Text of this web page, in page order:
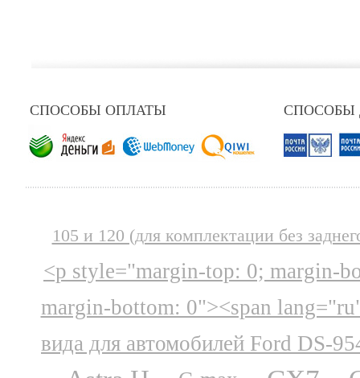
СПОСОБЫ ОПЛАТЫ СПОСОБЫ
105 и 120 (для комплектации без
<p style="margin-top: 0; margin-
margin-bottom: 0"><span
вида для автомобилей Ford DS-